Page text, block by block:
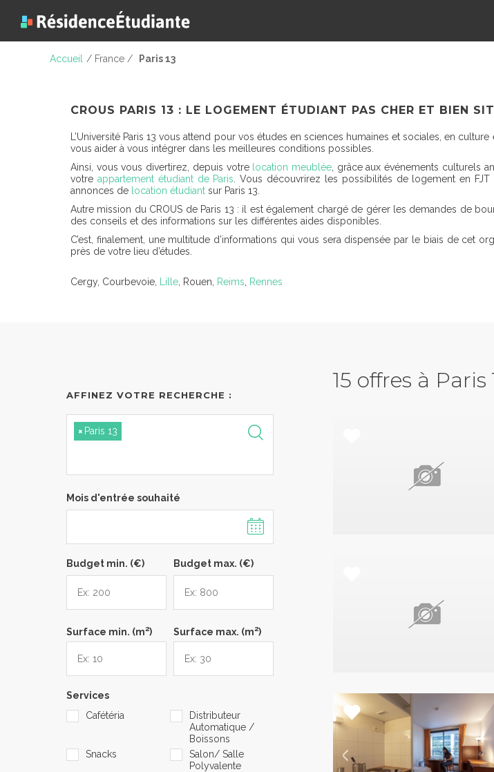
Accueil / France / Paris 13
CROUS PARIS 13 : LE LOGEMENT ÉTUDIANT PAS CHER ET BIEN
L’Université Paris 13 vous attend pour vos études en sciences humaines et sociales, en
vous aider à vous intégrer dans les meilleures conditions possibles.
Ainsi, vous vous divertirez, depuis votre location meublée, grâce aux événements culturels
votre appartement étudiant de Paris . Vous découvrirez les possibilités de logement en
annonces de location étudiant sur Paris 13.
Autre mission du CROUS de Paris 13 : il est également chargé de gérer les demandes de
des conseils et des informations sur les différentes aides disponibles.
C’est, finalement, une multitude d’informations qui vous sera dispensée par le biais de cet
près de votre lieu d’études.
Cergy, Courbevoie, Lille , Rouen, Reims Rennes
15 offres à Paris
AFFINEZ VOTRE RECHERCHE :
× Paris 13
Mois d'entrée souhaité
Budget min. (€) Budget max. (€)
Surface min. (m2) Surface max. (m2)
Services
Cafétéria
Distributeur
Automatique /
Boissons
Snacks
Salon/ Salle
Polyvalente